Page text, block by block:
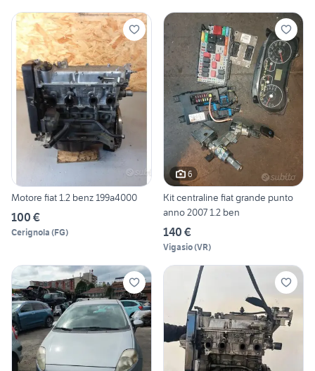
Motore fiat 1.2 benz 199a4000
100 €
Cerignola (FG)
6
Kit centraline fiat grande punto
anno 2007 1.2 ben
140 €
Vigasio(VR)